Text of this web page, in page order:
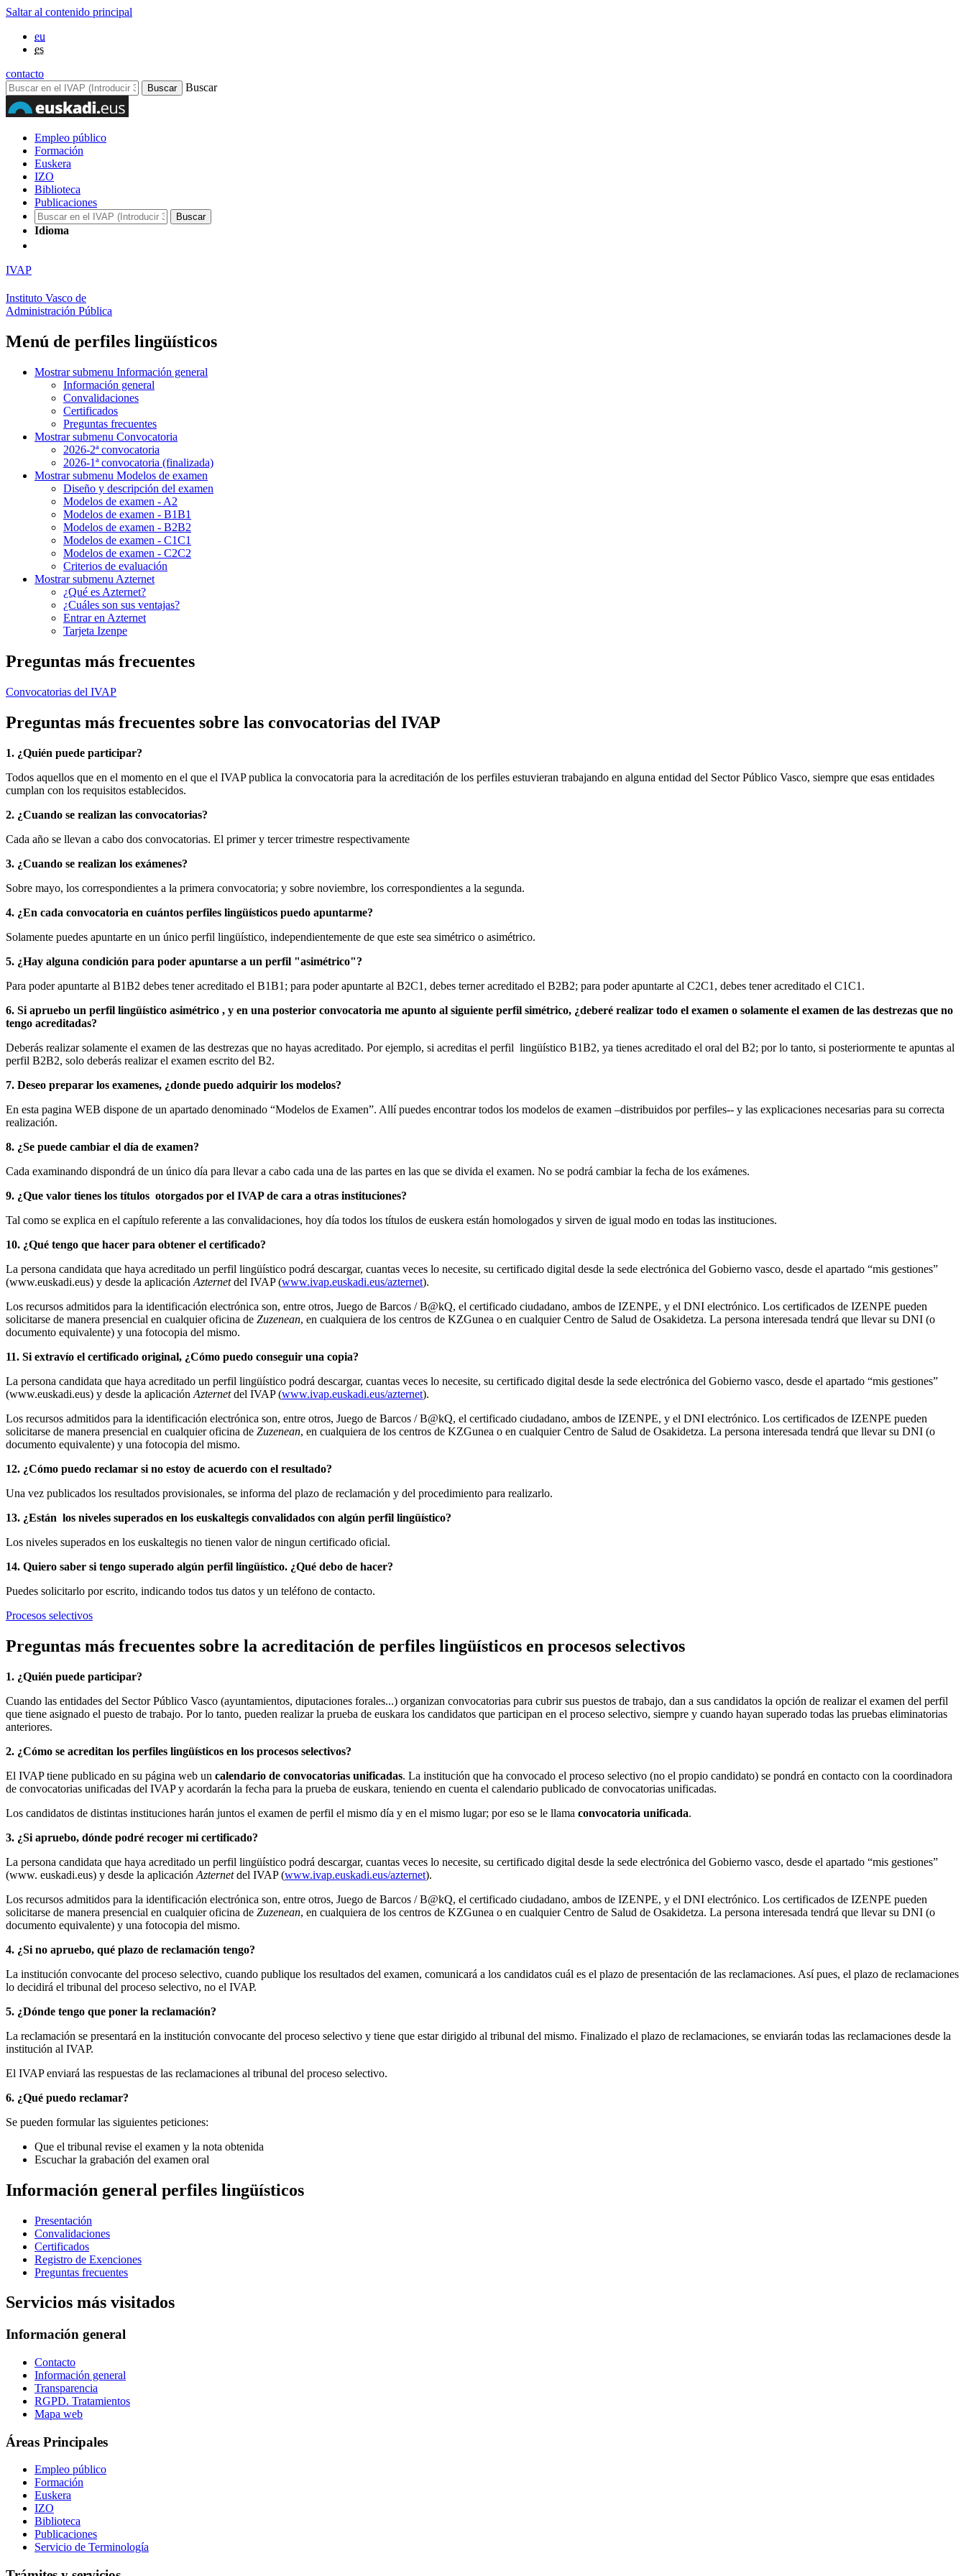
Saltar al contenido principal
eu
es
contacto
Buscar
Empleo público
Formación
Euskera
IZO
Biblioteca
Publicaciones
Idioma
IVAP
Instituto Vasco de
Administración Pública
Menú de perfiles lingüísticos
Mostrar submenu Información general
Información general
Convalidaciones
Certificados
Preguntas frecuentes
Mostrar submenu Convocatoria
2026-2ª convocatoria
2026-1ª convocatoria (finalizada)
Mostrar submenu Modelos de examen
Diseño y descripción del examen
Modelos de examen - A2
Modelos de examen - B1B1
Modelos de examen - B2B2
Modelos de examen - C1C1
Modelos de examen - C2C2
Criterios de evaluación
Mostrar submenu Azternet
¿Qué es Azternet?
¿Cuáles son sus ventajas?
Entrar en Azternet
Tarjeta Izenpe
Preguntas más frecuentes
Convocatorias del IVAP
Preguntas más frecuentes sobre las convocatorias del IVAP
1. ¿Quién puede participar?
Todos aquellos que en el momento en el que el IVAP publica la convocatoria para la acreditación de los perfiles estuvieran trabajando en alguna entidad del Sector Público Vasco, siempre que esas entidades
cumplan con los requisitos establecidos.
2. ¿Cuando se realizan las convocatorias?
Cada año se llevan a cabo dos convocatorias. El primer y tercer trimestre respectivamente
3. ¿Cuando se realizan los exámenes?
Sobre mayo, los correspondientes a la primera convocatoria; y sobre noviembre, los correspondientes a la segunda.
4. ¿En cada convocatoria en cuántos perfiles lingüísticos puedo apuntarme?
Solamente puedes apuntarte en un único perfil lingüístico, independientemente de que este sea simétrico o asimétrico.
5. ¿Hay alguna condición para poder apuntarse a un perfil "asimétrico"?
Para poder apuntarte al B1B2 debes tener acreditado el B1B1; para poder apuntarte al B2C1, debes terner acreditado el B2B2; para poder apuntarte al C2C1, debes tener acreditado el C1C1.
6. Si apruebo un perfil lingüístico asimétrico , y en una posterior convocatoria me apunto al siguiente perfil simétrico, ¿deberé realizar todo el examen o solamente el examen de las destrezas que no
tengo acreditadas?
Deberás realizar solamente el examen de las destrezas que no hayas acreditado. Por ejemplo, si acreditas el perfil lingüístico B1B2, ya tienes acreditado el oral del B2; por lo tanto, si posteriormente te apuntas al
perfil B2B2, solo deberás realizar el examen escrito del B2.
7. Deseo preparar los examenes, ¿donde puedo adquirir los modelos?
En esta pagina WEB dispone de un apartado denominado “Modelos de Examen”. Allí puedes encontrar todos los modelos de examen –distribuidos por perfiles-- y las explicaciones necesarias para su correcta
realización.
8. ¿Se puede cambiar el día de examen?
Cada examinando dispondrá de un único día para llevar a cabo cada una de las partes en las que se divida el examen. No se podrá cambiar la fecha de los exámenes.
9. ¿Que valor tienes los títulos otorgados por el IVAP de cara a otras instituciones?
Tal como se explica en el capítulo referente a las convalidaciones, hoy día todos los títulos de euskera están homologados y sirven de igual modo en todas las instituciones.
10. ¿Qué tengo que hacer para obtener el certificado?
La persona candidata que haya acreditado un perfil lingüístico podrá descargar, cuantas veces lo necesite, su certificado digital desde la sede electrónica del Gobierno vasco, desde el apartado “mis gestiones”
(www.euskadi.eus) y desde la aplicación Azternetdel IVAP (www.ivap.euskadi.eus/azternet).
Los recursos admitidos para la identificación electrónica son, entre otros, Juego de Barcos / B@kQ, el certificado ciudadano, ambos de IZENPE, y el DNI electrónico. Los certificados de IZENPE pueden
solicitarse de manera presencial en cualquier oficina de Zuzenean, en cualquiera de los centros de KZGunea o en cualquier Centro de Salud de Osakidetza. La persona interesada tendrá que llevar su DNI (o
documento equivalente) y una fotocopia del mismo.
11. Si extravío el certificado original, ¿Cómo puedo conseguir una copia?
La persona candidata que haya acreditado un perfil lingüístico podrá descargar, cuantas veces lo necesite, su certificado digital desde la sede electrónica del Gobierno vasco, desde el apartado “mis gestiones”
(www.euskadi.eus) y desde la aplicación Azternetdel IVAP (www.ivap.euskadi.eus/azternet).
Los recursos admitidos para la identificación electrónica son, entre otros, Juego de Barcos / B@kQ, el certificado ciudadano, ambos de IZENPE, y el DNI electrónico. Los certificados de IZENPE pueden
solicitarse de manera presencial en cualquier oficina de Zuzenean, en cualquiera de los centros de KZGunea o en cualquier Centro de Salud de Osakidetza. La persona interesada tendrá que llevar su DNI (o
documento equivalente) y una fotocopia del mismo.
12. ¿Cómo puedo reclamar si no estoy de acuerdo con el resultado?
Una vez publicados los resultados provisionales, se informa del plazo de reclamación y del procedimiento para realizarlo.
13. ¿Están los niveles superados en los euskaltegis convalidados con algún perfil lingüístico?
Los niveles superados en los euskaltegis no tienen valor de ningun certificado oficial.
14. Quiero saber si tengo superado algún perfil lingüístico. ¿Qué debo de hacer?
Puedes solicitarlo por escrito, indicando todos tus datos y un teléfono de contacto.
Procesos selectivos
Preguntas más frecuentes sobre la acreditación de perfiles lingüísticos en procesos selectivos
1. ¿Quién puede participar?
Cuando las entidades del Sector Público Vasco (ayuntamientos, diputaciones forales...) organizan convocatorias para cubrir sus puestos de trabajo, dan a sus candidatos la opción de realizar el examen del perfil
que tiene asignado el puesto de trabajo. Por lo tanto, pueden realizar la prueba de euskara los candidatos que participan en el proceso selectivo, siempre y cuando hayan superado todas las pruebas eliminatorias
anteriores.
2. ¿Cómo se acreditan los perfiles lingüísticos en los procesos selectivos?
El IVAP tiene publicado en su página web un calendario de convocatorias unificadas. La institución que ha convocado el proceso selectivo (no el propio candidato) se pondrá en contacto con la coordinadora
de convocatorias unificadas del IVAP y acordarán la fecha para la prueba de euskara, teniendo en cuenta el calendario publicado de convocatorias unificadas.
Los candidatos de distintas instituciones harán juntos el examen de perfil el mismo día y en el mismo lugar; por eso se le llama convocatoria unificada.
3. ¿Si apruebo, dónde podré recoger mi certificado?
La persona candidata que haya acreditado un perfil lingüístico podrá descargar, cuantas veces lo necesite, su certificado digital desde la sede electrónica del Gobierno vasco, desde el apartado “mis gestiones”
(www. euskadi.eus) y desde la aplicación Azternetdel IVAP (www.ivap.euskadi.eus/azternet).
Los recursos admitidos para la identificación electrónica son, entre otros, Juego de Barcos / B@kQ, el certificado ciudadano, ambos de IZENPE, y el DNI electrónico. Los certificados de IZENPE pueden
solicitarse de manera presencial en cualquier oficina de Zuzenean, en cualquiera de los centros de KZGunea o en cualquier Centro de Salud de Osakidetza. La persona interesada tendrá que llevar su DNI (o
documento equivalente) y una fotocopia del mismo.
4. ¿Si no apruebo, qué plazo de reclamación tengo?
La institución convocante del proceso selectivo, cuando publique los resultados del examen, comunicará a los candidatos cuál es el plazo de presentación de las reclamaciones. Así pues, el plazo de reclamaciones
lo decidirá el tribunal del proceso selectivo, no el IVAP.
5. ¿Dónde tengo que poner la reclamación?
La reclamación se presentará en la institución convocante del proceso selectivo y tiene que estar dirigido al tribunal del mismo. Finalizado el plazo de reclamaciones, se enviarán todas las reclamaciones desde la
institución al IVAP.
El IVAP enviará las respuestas de las reclamaciones al tribunal del proceso selectivo.
6. ¿Qué puedo reclamar?
Se pueden formular las siguientes peticiones:
Que el tribunal revise el examen y la nota obtenida
Escuchar la grabación del examen oral
Información general perfiles lingüísticos
Presentación
Convalidaciones
Certificados
Registro de Exenciones
Preguntas frecuentes
Servicios más visitados
Información general
Contacto
Información general
Transparencia
RGPD. Tratamientos
Mapa web
Áreas Principales
Empleo público
Formación
Euskera
IZO
Biblioteca
Publicaciones
Servicio de Terminología